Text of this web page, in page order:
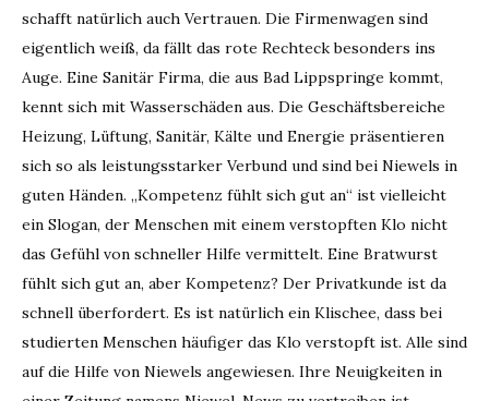
schafft natürlich auch Vertrauen. Die Firmenwagen sind
eigentlich weiß, da fällt das rote Rechteck besonders ins
Auge. Eine Sanitär Firma, die aus Bad Lippspringe kommt,
kennt sich mit Wasserschäden aus. Die Geschäftsbereiche
Heizung, Lüftung, Sanitär, Kälte und Energie präsentieren
sich so als leistungsstarker Verbund und sind bei Niewels in
guten Händen. „Kompetenz fühlt sich gut an“ ist vielleicht
ein Slogan, der Menschen mit einem verstopften Klo nicht
das Gefühl von schneller Hilfe vermittelt. Eine Bratwurst
fühlt sich gut an, aber Kompetenz? Der Privatkunde ist da
schnell überfordert. Es ist natürlich ein Klischee, dass bei
studierten Menschen häufiger das Klo verstopft ist. Alle sind
auf die Hilfe von Niewels angewiesen. Ihre Neuigkeiten in